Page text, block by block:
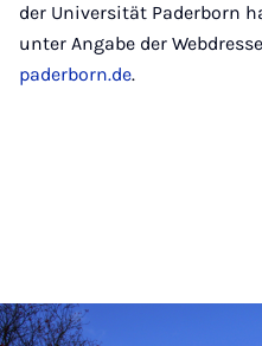
der Universität Paderborn
unter Angabe der
paderborn.de.